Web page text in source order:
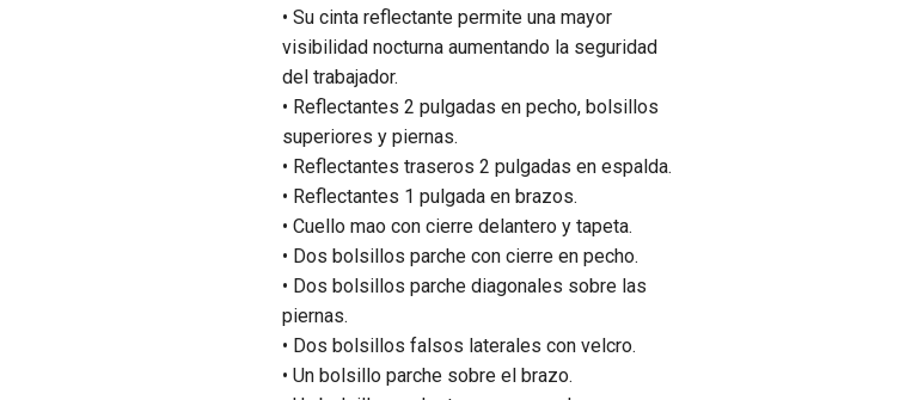
• Su cinta reflectante permite una mayor
visibilidad nocturna aumentando la seguridad
del trabajador.
• Reflectantes 2 pulgadas en pecho, bolsillos
superiores y piernas.
• Reflectantes traseros 2 pulgadas en espalda.
• Reflectantes 1 pulgada en brazos.
• Cuello mao con cierre delantero y tapeta.
• Dos bolsillos parche con cierre en pecho.
• Dos bolsillos parche diagonales sobre las
piernas.
• Dos bolsillos falsos laterales con velcro.
• Un bolsillo parche sobre el brazo.